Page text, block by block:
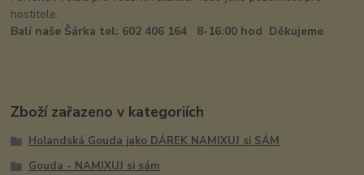
hostitele.
Balí naše Šárka tel: 602 406 164 8-16:00 hod Děkujeme
Zboží zařazeno v kategoriích
Holandská Gouda jako DÁREK NAMIXUJ si SÁM
Gouda - NAMIXUJ si sám